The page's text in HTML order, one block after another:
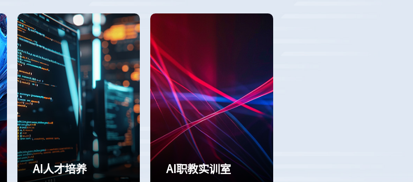
AI人才培养 AI职教实训室